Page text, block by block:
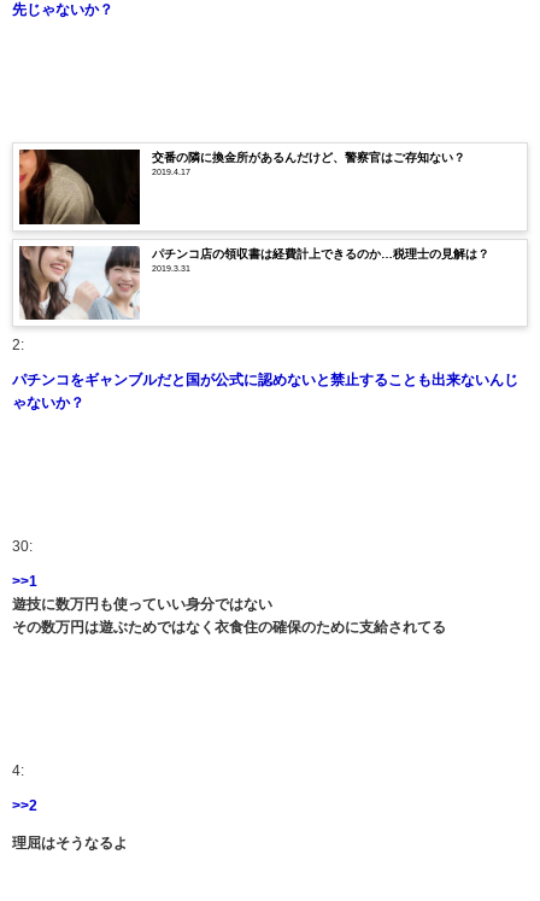
先じゃないか？
交番の隣に換金所があるんだけど、警察官はご存知ない？
2019.4.17
パチンコ店の領収書は経費計上できるのか…税理士の見解は？
2019.3.31
2:
パチンコをギャンブルだと国が公式に認めないと禁止することも出来ないんじ
ゃないか？
30:
>>1
遊技に数万円も使っていい身分ではない
その数万円は遊ぶためではなく衣食住の確保のために支給されてる
4:
>>2
理屈はそうなるよ